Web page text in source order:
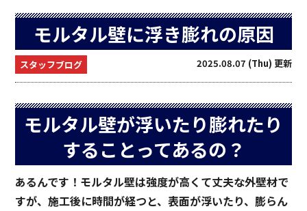
モルタル壁に浮き膨れの原因
スタッフブログ 2025.08.07 (Thu) 更新
モルタル壁が浮いたり膨れたり
することってあるの？
あるんです！モルタル壁は強度が高くて丈夫な外壁材で
すが、施工後に時間が経つと、表面が浮いたり、膨らん